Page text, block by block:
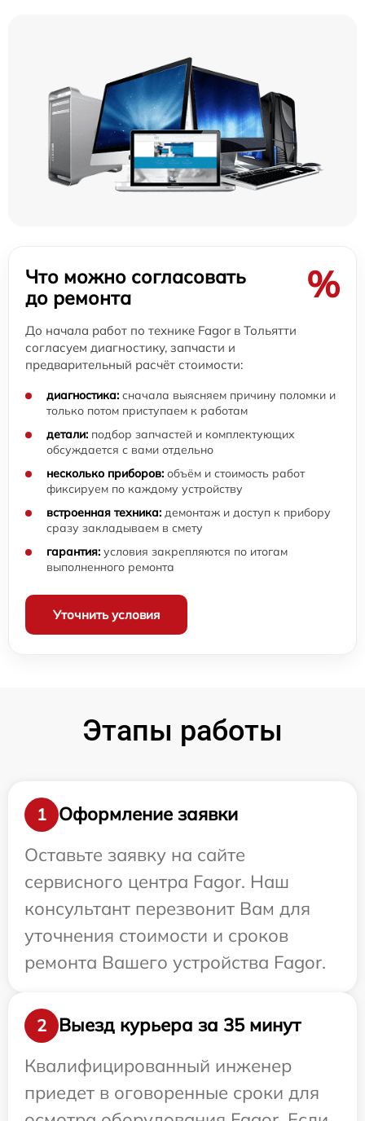
Что можно согласовать
до ремонта
%
До начала работ по технике Fagor в Тольятти
согласуем диагностику, запчасти и
предварительный расчёт стоимости:
диагностика: сначала выясняем причину поломки и
только потом приступаем к работам
детали: подбор запчастей и комплектующих
обсуждается с вами отдельно
несколько приборов: объём и стоимость работ
фиксируем по каждому устройству
встроенная техника: демонтаж и доступ к прибору
сразу закладываем в смету
гарантия: условия закрепляются по итогам
выполненного ремонта
Уточнить условия
Этапы работы
1
Оформление заявки
Оставьте заявку на сайте
сервисного центра Fagor. Наш
консультант перезвонит Вам для
уточнения стоимости и сроков
ремонта Вашего устройства Fagor.
2
Выезд курьера за 35 минут
Квалифицированный инженер
приедет в оговоренные сроки для